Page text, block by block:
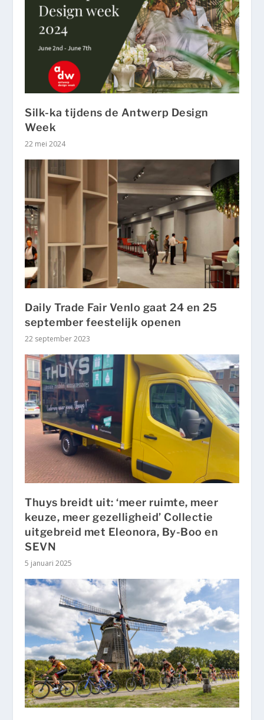
Silk-ka tijdens de Antwerp Design
Week
22 mei 2024
Daily Trade Fair Venlo gaat 24 en 25
september feestelijk openen
22 september 2023
Thuys breidt uit: ‘meer ruimte, meer
keuze, meer gezelligheid’ Collectie
uitgebreid met Eleonora, By-Boo en
SEVN
5 januari 2025